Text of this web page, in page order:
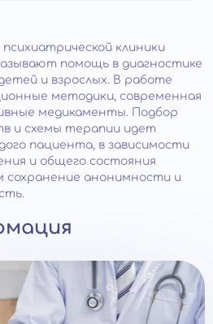
клиники
помощь в диагностике
и взрослых. В работе
методики, современная
медикаменты. Подбор
и схемы терапии идет
пациента, в зависимости
и общего состояния
сохранение анонимности и